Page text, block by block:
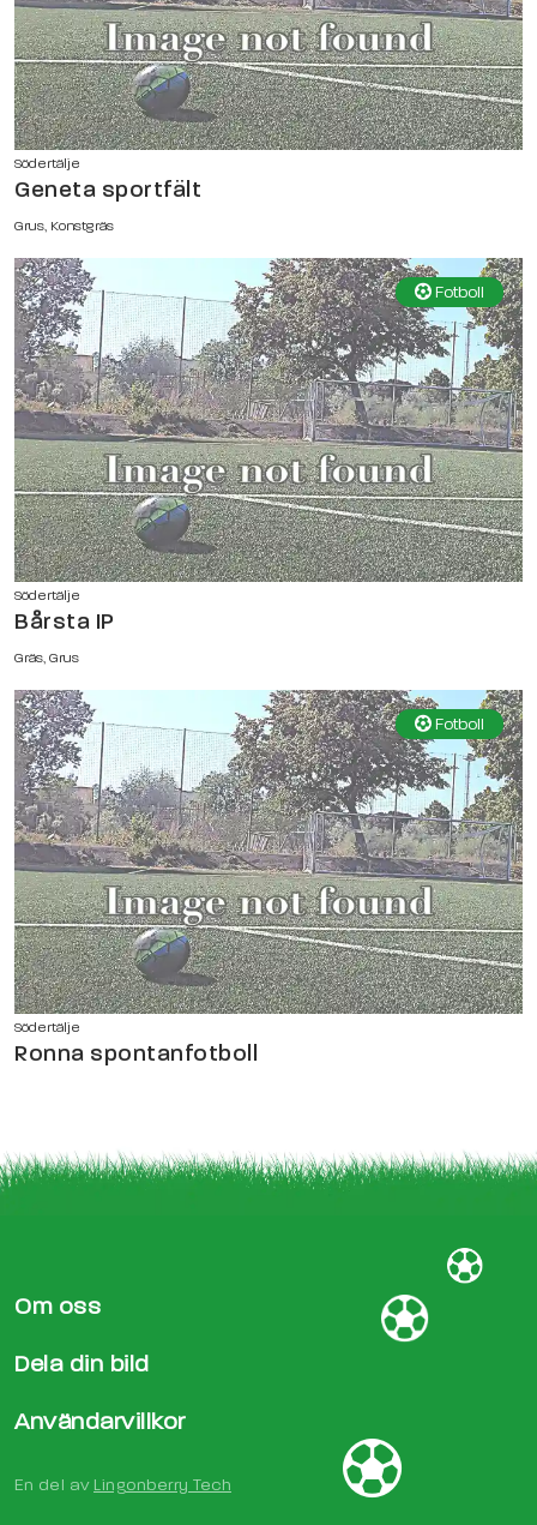
Södertälje
Geneta sportfält
Grus, Konstgräs
Fotboll
Södertälje
Bårsta IP
Gräs, Grus
Fotboll
Södertälje
Ronna spontanfotboll
Om oss
Dela din bild
Användarvillkor
En del av Lingonberry Tech